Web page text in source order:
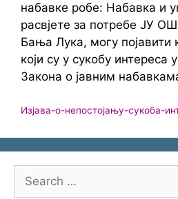
набавке робе: Набавка и
расвјете за потребе ЈУ
Бања Лука, могу појавити
који су у сукобу интереса
Закона о јавним
Изјава-о-непостојању-сукоба-
for: